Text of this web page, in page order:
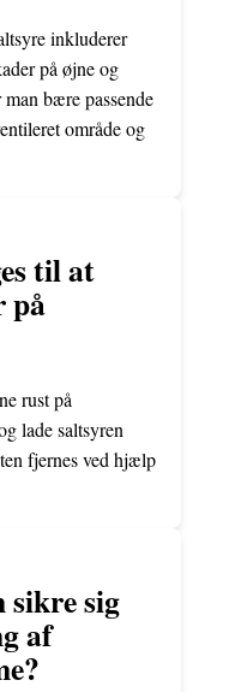
inkluderer
på øjne og
bære passende
område og
til at
på
rust på
lade saltsyren
fjernes ved hjælp
sikre sig
af